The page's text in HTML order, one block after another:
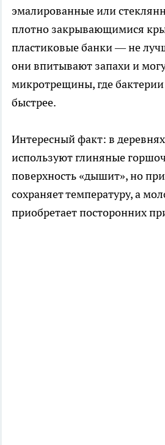
эмалированные или
плотно закрывающимися
пластиковые банки — не
они впитывают запахи и
микротрещины, где
быстрее.
Интересный факт: в
используют глиняные
поверхность «дышит», но
сохраняет температуру, а
приобретает посторонних